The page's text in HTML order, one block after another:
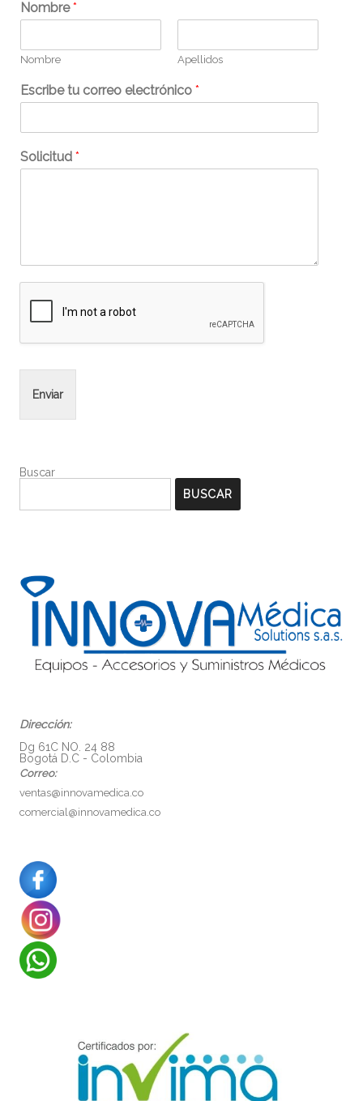
Nombre*
Nombre Apellidos
Escribe tu correo electrónico *
Solicitud *
Enviar
Buscar
BUSCAR
Dirección:
Dg 61C NO. 24 88
Bogotá D.C - Colombia
Correo:
ventas@innovamedica.co
comercial@innovamedica.co